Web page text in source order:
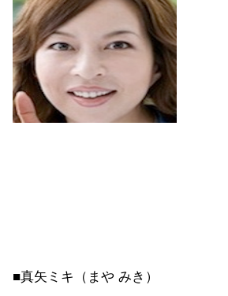
■真矢ミキ（まや みき）